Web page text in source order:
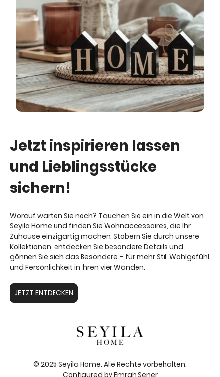
Jetzt inspirieren lassen
und Lieblingsstücke
sichern!
Worauf warten Sie noch? Tauchen Sie ein in die Welt von
Seyila Home und finden Sie Wohnaccessoires, die Ihr
Zuhause einzigartig machen. Stöbern Sie durch unsere
Kollektionen, entdecken Sie besondere Details und
gönnen Sie sich das Besondere – für mehr Stil, Wohlgefühl
und Persönlichkeit in Ihren vier Wänden.
JETZT ENTDECKEN
© 2025 Seyila Home. Alle Rechte vorbehalten.
Configured byEmrah Sener